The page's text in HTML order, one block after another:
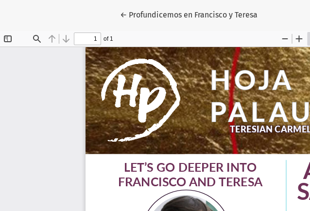
← Volver a los detalles del artículo
Profundicemos en Francisco y Teresa